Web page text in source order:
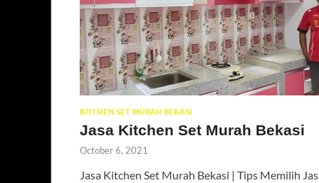
KITCHEN SET MURAH BEKASI
Jasa Kitchen Set Murah Bekasi
October 6, 2021
Jasa Kitchen Set Murah Bekasi | Tips Memilih